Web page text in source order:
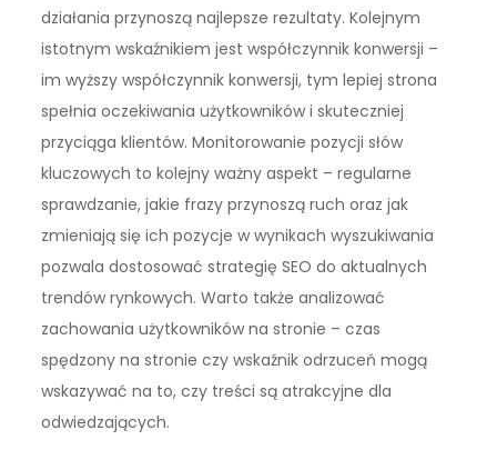
działania przynoszą najlepsze rezultaty. Kolejnym
istotnym wskaźnikiem jest współczynnik konwersji –
im wyższy współczynnik konwersji, tym lepiej strona
spełnia oczekiwania użytkowników i skuteczniej
przyciąga klientów. Monitorowanie pozycji słów
kluczowych to kolejny ważny aspekt – regularne
sprawdzanie, jakie frazy przynoszą ruch oraz jak
zmieniają się ich pozycje w wynikach wyszukiwania
pozwala dostosować strategię SEO do aktualnych
trendów rynkowych. Warto także analizować
zachowania użytkowników na stronie – czas
spędzony na stronie czy wskaźnik odrzuceń mogą
wskazywać na to, czy treści są atrakcyjne dla
odwiedzających.